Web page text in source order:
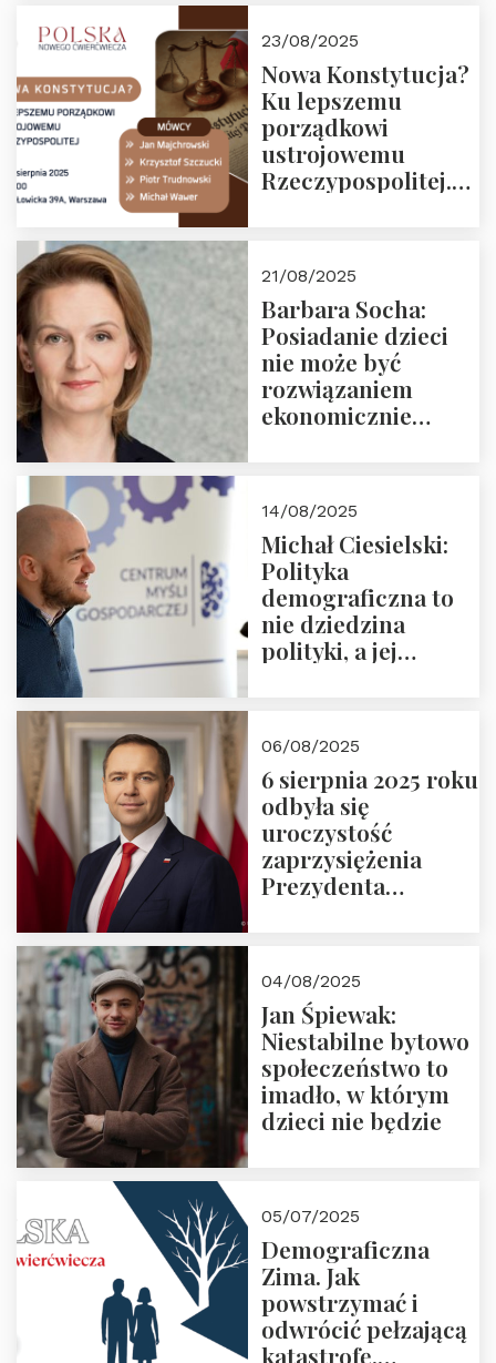
23/08/2025
Nowa Konstytucja?
Ku lepszemu
porządkowi
ustrojowemu
Rzeczypospolitej.
Nowego
Ćwierćwiecza”
21/08/2025
Barbara Socha:
Posiadanie dzieci
nie może być
rozwiązaniem
ekonomicznie
14/08/2025
Michał Ciesielski:
Polityka
demograficzna to
nie dziedzina
polityki, a jej
06/08/2025
6 sierpnia 2025 roku
odbyła się
uroczystość
zaprzysiężenia
Prezydenta
Nawrockiego
04/08/2025
Jan Śpiewak:
Niestabilne bytowo
społeczeństwo to
imadło, w którym
dzieci nie będzie
05/07/2025
Demograficzna
Zima. Jak
powstrzymać i
odwrócić pełzającą
katastrofę.